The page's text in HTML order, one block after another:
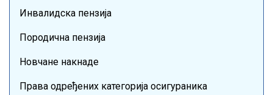
Инвалидска пензија
Породична пензија
Новчане накнаде
Права одређених категорија осигураника